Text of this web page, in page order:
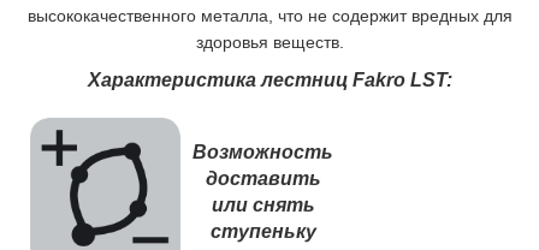
высококачественного металла, что не содержит вредных для
здоровья веществ.
Характеристика лестниц Fakro LST:
Возможность
доставить
или снять
ступеньку